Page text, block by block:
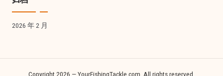
2026 年 2 月
Copyright 2026 — YourFishingTackle.com. All rights reserved.